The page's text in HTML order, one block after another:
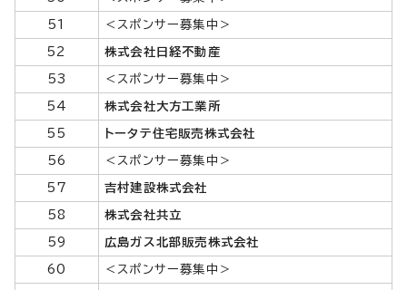
51 ＜スポンサー募集中＞
52 株式会社日経不動産
53 ＜スポンサー募集中＞
54 株式会社大方工業所
55 トータテ住宅販売株式会社
56 ＜スポンサー募集中＞
57 吉村建設株式会社
58 株式会社共立
59 広島ガス北部販売株式会社
60 ＜スポンサー募集中＞